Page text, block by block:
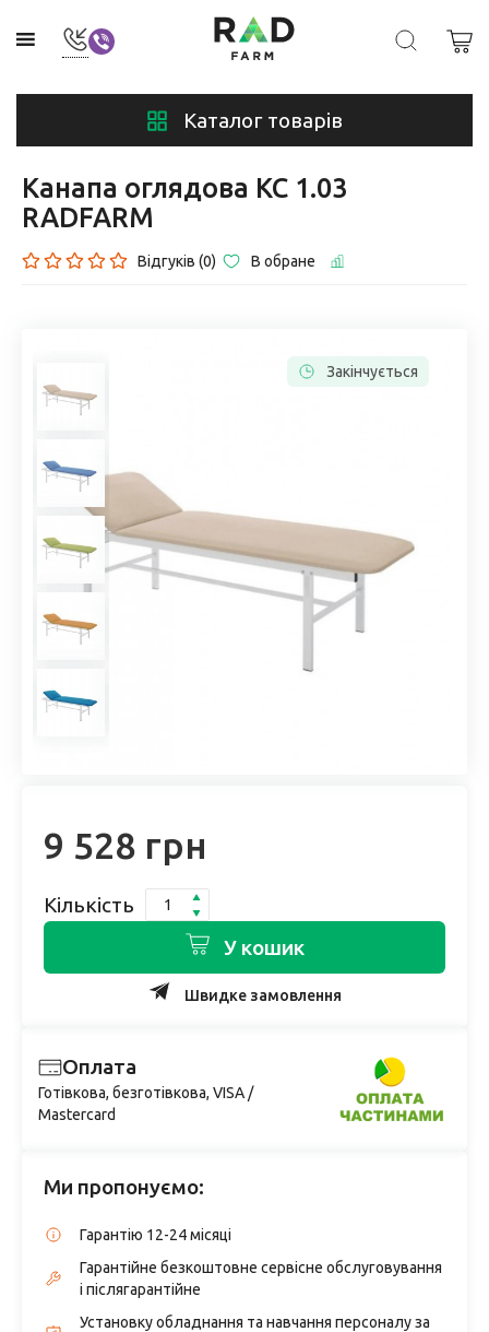
Каталог товарів
Канапа оглядова КС 1.03
RADFARM
Відгуків (0) В обране
Закінчується
9 528 грн
Кількість
У кошик
Швидке замовлення
Оплата
Готівкова, безготівкова, VISA /
Mastercard
Ми пропонуємо:
Гарантію 12-24 місяці
Гарантійне безкоштовне сервісне обслуговування
і післягарантійне
Установку обладнання та навчання персоналу за